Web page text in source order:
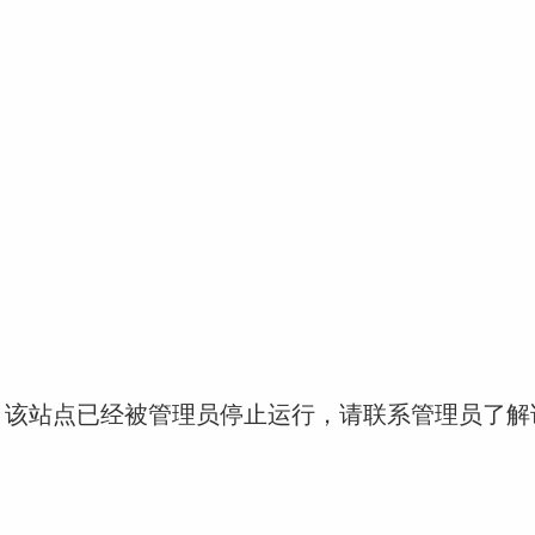
站点已经被管理员停止运行，请联系管理员了